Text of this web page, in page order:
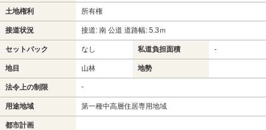
土地権利 所有権
接道状況 接道: 南 公道 道路幅: 5.3ｍ
セットバック なし 私道負担面積 -
地目 山林 地勢
法令上の制限 -
用途地域 第一種中高層住居専用地域
都市計画